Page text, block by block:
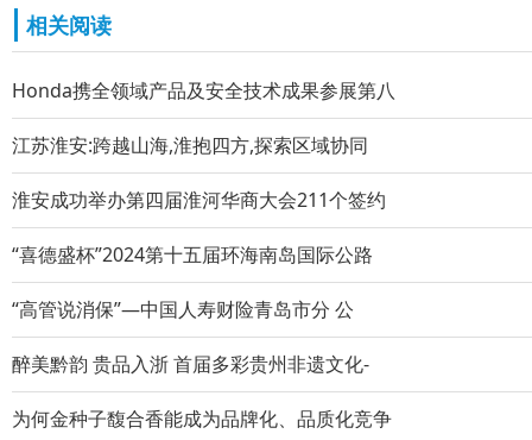
相关阅读
Honda携全领域产品及安全技术成果参展第八
江苏淮安:跨越山海,淮抱四方,探索区域协同
淮安成功举办第四届淮河华商大会211个签约
“喜德盛杯”2024第十五届环海南岛国际公路
“高管说消保”—中国人寿财险青岛市分 公
醉美黔韵 贵品入浙 首届多彩贵州非遗文化-
为何金种子馥合香能成为品牌化、品质化竞争